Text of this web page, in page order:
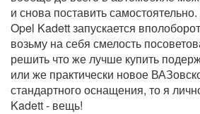
и снова поставить
Opel Kadett запускается
возьму на себя смелость
решить что же лучше купить
или же практически новое
стандартного оснащения, то я
Kadett - вещь!